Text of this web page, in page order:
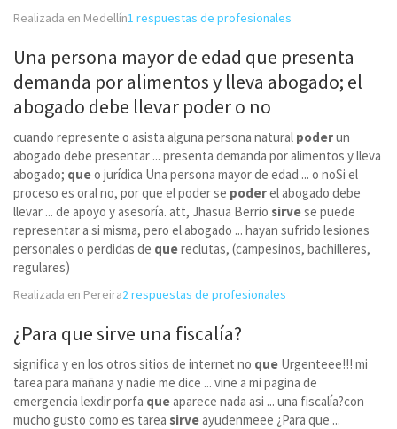
Realizada en Medellín1 respuestas de profesionales
Una persona mayor de edad que presenta
demanda por alimentos y lleva abogado; el
abogado debe llevar podero no
cuando represente o asista alguna persona natural poderun
abogado debe presentar ... presenta demanda por alimentos y lleva
abogado; queo jurídica Una persona mayor de edad ... o noSi el
proceso es oral no, por que el poder se poderel abogado debe
llevar ... de apoyo y asesoría. att, Jhasua Berrio sirvese puede
representar a si misma, pero el abogado ... hayan sufrido lesiones
personales o perdidas de quereclutas, (campesinos, bachilleres,
regulares)
Realizada en Pereira2 respuestas de profesionales
¿Para quesirve una fiscalía?
significa y en los otros sitios de internet no que Urgenteee!!! mi
tarea para mañana y nadie me dice ... vine a mi pagina de
emergencia lexdir porfa queaparece nada asi ... una fiscalía?con
mucho gusto como es tarea sirveayudenmeee ¿Para que ...